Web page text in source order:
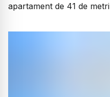
apartament de 41 de